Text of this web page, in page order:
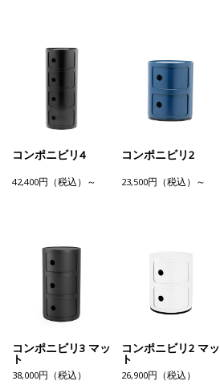
コンポニビリ4
42,400円（税込）～
コンポニビリ2
23,500円（税込）～
コンポニビリ3 マッ
ト
38,000円（税込）
コンポニビリ2 マッ
ト
26,900円（税込）